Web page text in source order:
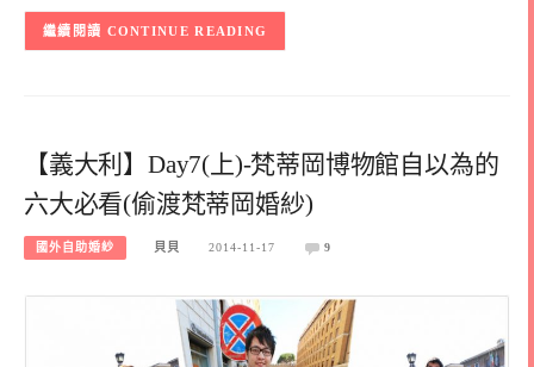
CONTINUE READING
【義大利】Day7(上)-梵蒂岡博物館自以為的
六大必看(偷渡梵蒂岡婚紗)
國外自助婚紗 貝貝 2014-11-17 9